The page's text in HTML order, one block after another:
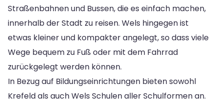
Straßenbahnen und Bussen, die es einfach machen,
innerhalb der Stadt zu reisen. Wels hingegen ist
etwas kleiner und kompakter angelegt, so dass viele
Wege bequem zu Fuß oder mit dem Fahrrad
zurückgelegt werden können.
In Bezug auf Bildungseinrichtungen bieten sowohl
Krefeld als auch Wels Schulen aller Schulformen an.